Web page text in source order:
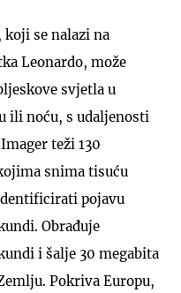
se nalazi na
Leonardo, može
svjetla u
ili noću, s udaljenosti
teži 130
snima tisuću
pojavu
Obrađuje
i šalje 30 megabita
Pokriva Europu,